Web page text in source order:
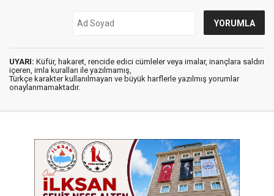
UYARI: Küfür, hakaret, rencide edici cümleler veya imalar, inançlara saldırı
içeren, imla kuralları ile yazılmamış,
Türkçe karakter kullanılmayan ve büyük harflerle yazılmış yorumlar
onaylanmamaktadır.